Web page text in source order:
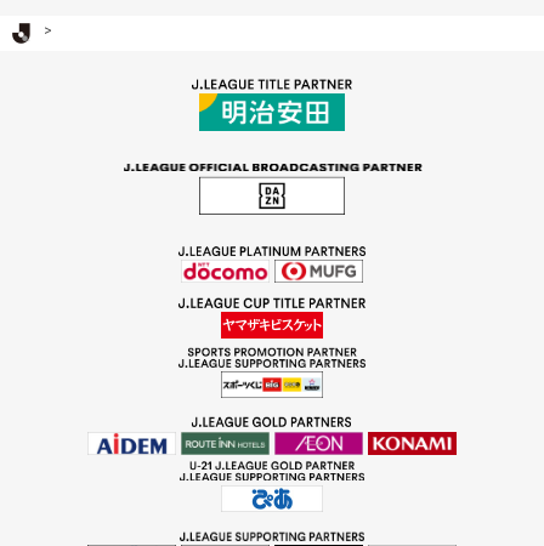
Ｊリーグ TOP